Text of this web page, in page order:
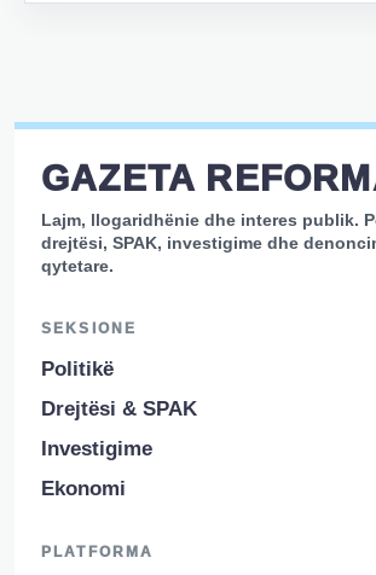
GAZETA
Lajm, llogaridhënie dhe interes publik.
drejtësi, SPAK, investigime dhe
qytetare.
SEKSIONE
Politikë
Drejtësi & SPAK
Investigime
Ekonomi
PLATFORMA